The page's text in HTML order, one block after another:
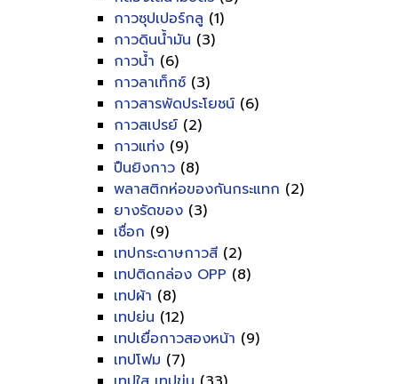
กาวซุปเปอร์กลู (1)
กาวดินน้ำมัน (3)
กาวน้ำ (6)
กาวลาเท็กซ์ (3)
กาวสารพัดประโยชน์ (6)
กาวสเปรย์ (2)
กาวแท่ง (9)
ปืนยิงกาว (8)
พลาสติกห่อของกันกระแทก (2)
ยางรัดของ (3)
เชื่อก (9)
เทปกระดาษกาวสี (2)
เทปติดกล่อง OPP (8)
เทปผ้า (8)
เทปย่น (12)
เทปเยื่อกาวสองหน้า (9)
เทปโฟม (7)